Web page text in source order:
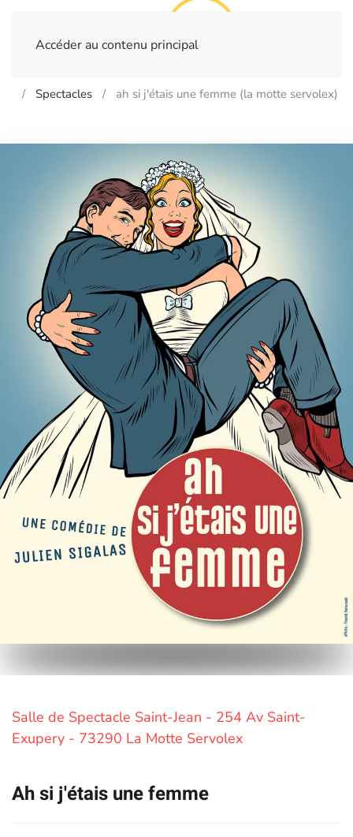
Accéder au contenu principal
Spectacles
ah si j'étais une femme (la motte servolex)
Salle de Spectacle Saint-Jean - 254 Av Saint-
Exupery - 73290 La Motte Servolex
Ah si j'étais une femme